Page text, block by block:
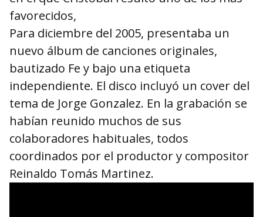
favorecidos,
Para diciembre del 2005, presentaba un
nuevo álbum de canciones originales,
bautizado Fe y bajo una etiqueta
independiente. El disco incluyó un cover del
tema de Jorge Gonzalez. En la grabación se
habían reunido muchos de sus
colaboradores habituales, todos
coordinados por el productor y compositor
Reinaldo Tomás Martinez.